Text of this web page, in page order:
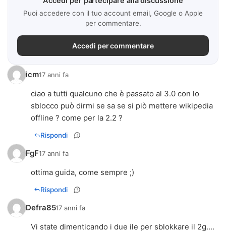
Puoi accedere con il tuo account email, Google o Apple
per commentare.
Accedi per commentare
icm17 anni fa
ciao a tutti qualcuno che è passato al 3.0 con lo
sblocco può dirmi se sa se si piò mettere wikipedia
offline ? come per la 2.2 ?
Rispondi
FgF17 anni fa
ottima guida, come sempre ;)
Rispondi
Defra8517 anni fa
Vi state dimenticando i due ile per sblokkare il 2g....